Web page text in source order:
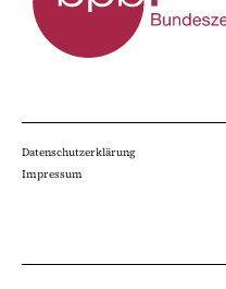
Datenschutzerklärung
Impressum